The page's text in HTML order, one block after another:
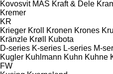
Kovosvit MAS Kraft & Dele
Kremer
KR
Krieger Kroll Kronen Krones
Kränzle Krøll
Kubota
D-series K-series L-series M-
Kugler Kuhlmann Kuhn Kuhne
FW